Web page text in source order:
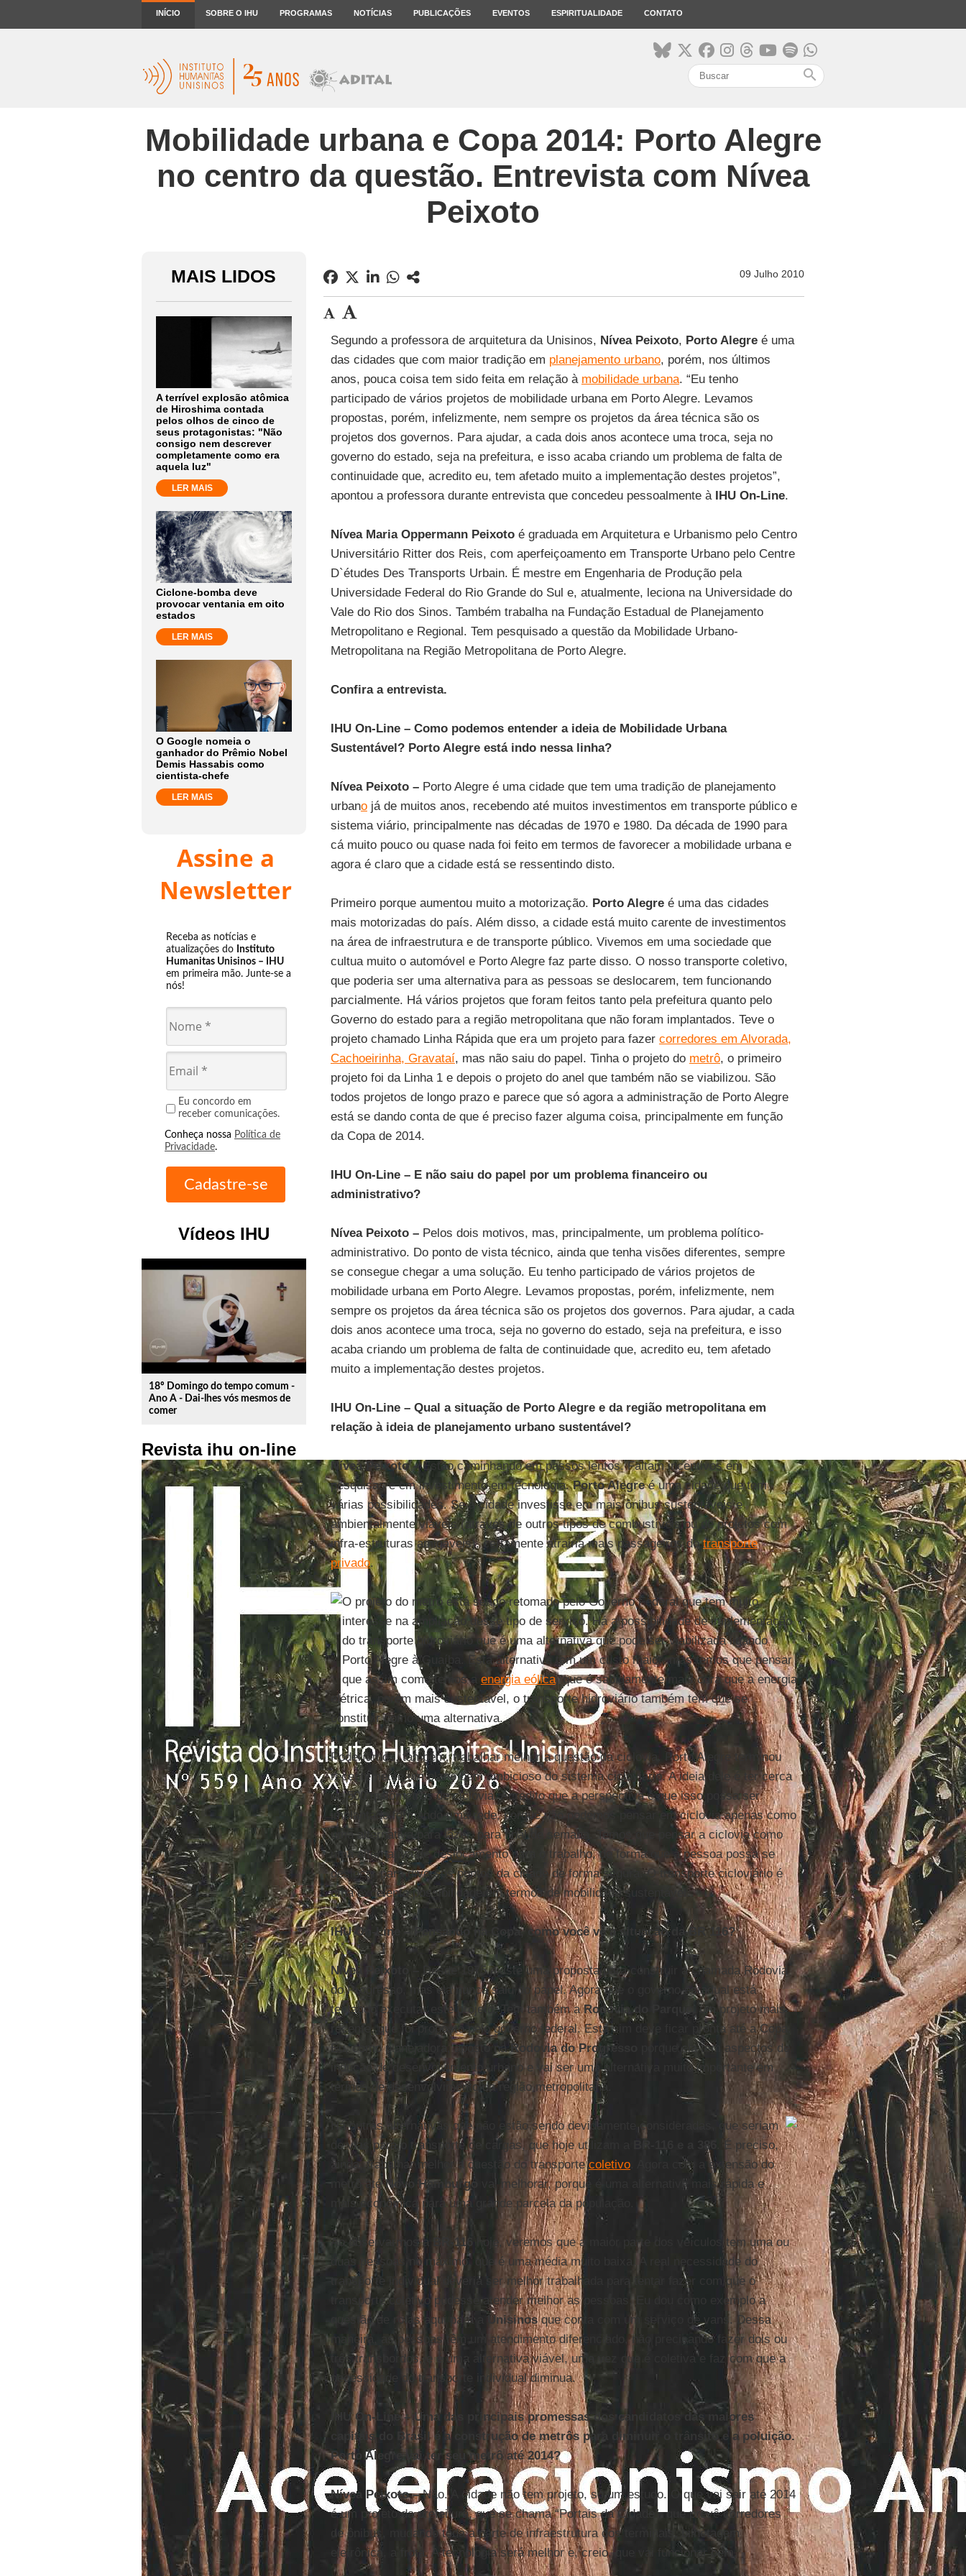
INÍCIO SOBRE O IHU PROGRAMAS NOTÍCIAS PUBLICAÇÕES EVENTOS ESPIRITUALIDADE CONTATO
search
Mobilidade urbana e Copa 2014: Porto Alegre
no centro da questão. Entrevista com Nívea
Peixoto
MAIS LIDOS
A terrível explosão atômica
de Hiroshima contada
pelos olhos de cinco de
seus protagonistas: "Não
consigo nem descrever
completamente como era
aquela luz"
LER MAIS
Ciclone-bomba deve
provocar ventania em oito
estados
LER MAIS
O Google nomeia o
ganhador do Prêmio Nobel
Demis Hassabis como
cientista-chefe
LER MAIS
Assine a
Newsletter
Receba as notícias e
atualizações do Instituto
Humanitas Unisinos – IHU
em primeira mão. Junte-se a
nós!
Eu concordo em
receber comunicações.
Conheça nossa Política de
Privacidade.
Vídeos IHU
play_circle_outline
18º Domingo do tempo comum -
Ano A - Dai-lhes vós mesmos de
comer
Revista ihu on-line
09 Julho 2010
Segundo a professora de arquitetura da Unisinos, Nívea Peixoto, Porto Alegreé uma
das cidades que com maior tradição em planejamento urbano, porém, nos últimos
anos, pouca coisa tem sido feita em relação à mobilidade urbana. “Eu tenho
participado de vários projetos de mobilidade urbana em Porto Alegre. Levamos
propostas, porém, infelizmente, nem sempre os projetos da área técnica são os
projetos dos governos. Para ajudar, a cada dois anos acontece uma troca, seja no
governo do estado, seja na prefeitura, e isso acaba criando um problema de falta de
continuidade que, acredito eu, tem afetado muito a implementação destes projetos”,
apontou a professora durante entrevista que concedeu pessoalmente à IHU On-Line.
Nívea Maria Oppermann Peixoto é graduada em Arquitetura e Urbanismo pelo Centro
Universitário Ritter dos Reis, com aperfeiçoamento em Transporte Urbano pelo Centre
D`études Des Transports Urbain. É mestre em Engenharia de Produção pela
Universidade Federal do Rio Grande do Sul e, atualmente, leciona na Universidade do
Vale do Rio dos Sinos. Também trabalha na Fundação Estadual de Planejamento
Metropolitano e Regional. Tem pesquisado a questão da Mobilidade Urbano-
Metropolitana na Região Metropolitana de Porto Alegre.
Confira a entrevista.
IHU On-Line – Como podemos entender a ideia de Mobilidade Urbana
Sustentável? Porto Alegre está indo nessa linha?
Nívea Peixoto –Porto Alegre é uma cidade que tem uma tradição de planejamento
urbanojá de muitos anos, recebendo até muitos investimentos em transporte público e
sistema viário, principalmente nas décadas de 1970 e 1980. Da década de 1990 para
cá muito pouco ou quase nada foi feito em termos de favorecer a mobilidade urbana e
agora é claro que a cidade está se ressentindo disto.
Primeiro porque aumentou muito a motorização. Porto Alegreé uma das cidades
mais motorizadas do país. Além disso, a cidade está muito carente de investimentos
na área de infraestrutura e de transporte público. Vivemos em uma sociedade que
cultua muito o automóvel e Porto Alegre faz parte disso. O nosso transporte coletivo,
que poderia ser uma alternativa para as pessoas se deslocarem, tem funcionando
parcialmente. Há vários projetos que foram feitos tanto pela prefeitura quanto pelo
Governo do estado para a região metropolitana que não foram implantados. Teve o
projeto chamado Linha Rápida que era um projeto para fazer corredores em Alvorada,
Cachoeirinha, Gravataí, mas não saiu do papel. Tinha o projeto do metrô, o primeiro
projeto foi da Linha 1 e depois o projeto do anel que também não se viabilizou. São
todos projetos de longo prazo e parece que só agora a administração de Porto Alegre
está se dando conta de que é preciso fazer alguma coisa, principalmente em função
da Copa de 2014.
IHU On-Line – E não saiu do papel por um problema financeiro ou
administrativo?
Nívea Peixoto – Pelos dois motivos, mas, principalmente, um problema político-
administrativo. Do ponto de vista técnico, ainda que tenha visões diferentes, sempre
se consegue chegar a uma solução. Eu tenho participado de vários projetos de
mobilidade urbana em Porto Alegre. Levamos propostas, porém, infelizmente, nem
sempre os projetos da área técnica são os projetos dos governos. Para ajudar, a cada
dois anos acontece uma troca, seja no governo do estado, seja na prefeitura, e isso
acaba criando um problema de falta de continuidade que, acredito eu, tem afetado
muito a implementação destes projetos.
IHU On-Line – Qual a situação de Porto Alegre e da região metropolitana em
relação à ideia de planejamento urbano sustentável?
Nívea Peixoto –Estão caminhando em passos lentos. Faltam incentivos em
pesquisas e em investimento em tecnologia.Porto Alegreé uma cidade que tem
várias possibilidades. Se a cidade investisse em mais ônibus sustentáveis e
ambientalmente viáveis (através de outros tipos de combustíveis ou de projetos com
infra-estruturas amigáveis), certamente atrairia mais passageiros dotransporte
privado.
O projeto do metrô está sendo retomado pelo Governo Federal que tem muito
interesse na ampliação desse tipo de serviço. Há a possibilidade de implementação
do transporte hidroviário que é uma alternativa que pode ser viabilizada ligando
Porto Alegre à Guaíba. Esta alternativa tem um custo maior, mas temos que pensar
que assim como temos a energia eólica, que é sabidamente mais cara que a energia
elétrica, porém mais sustentável, o transporte hidroviário também tem que se
constituir como uma alternativa.
Poderíamos, também, trabalhar melhor a questão da ciclovia. Porto Alegre terminou
recentemente um plano bem ambicioso do sistema cicloviário. A ideia dele é ter cerca
de 500 quilômetros de ciclovia. Acredito que a perspectiva é que isso possa ser
implantado formando uma rede, porque não podemos pensar em ciclovia apenas como
uma alternativa para lazer, para final de semana. Temos que pensar a ciclovia como
uma alternativa de deslocamento para o trabalho, de forma que a pessoa possa se
deslocar para diversos pontos da cidade de forma segura. O transporte cicloviário é
uma excelente possibilidade em termos de mobilidade sustentável.
IHU On-Line – Pensando na Copa, como você vê a situação da BR 116?
Nívea Peixoto –
Desde 1975 existe uma proposta para construir a chamada Rodovia
do Progresso, mas ela nunca saiu do papel. Agora que o governo estadual está
tentando executar este projeto. Tem também aRodovia do Parque
, um projeto mais
recente, que foi proposto pelo governo federal. Esta sim deve ficar pronta até a Copa.
Eu, como planejadora, aposto naRodovia do Progresso
porque ela tem aspectos de
indução de desenvolvimento urbano e vai ser uma alternativa muito importante em
termos de desenvolvimento da região metropolitana.
Há outras alternativas que não estão sendo devidamente consideradas, que seriam
de vias para o transporte de cargas, que hoje utilizam a
BR-116 e a 386
. É preciso,
ainda, trabalhar melhor a questão do transportecoletivo. Agora com a extensão do
metrô atéNovo Hamburgo
vai melhorar, porque é uma alternativa mais rápida e
mais econômica para uma grande parcela da população.
Ao observarmos a BR-116
hoje, veremos que a maior parte dos veículos tem uma ou
duas pessoas no máximo, que é uma média muito baixa. A real necessidade do
transporte individual deveria ser melhor trabalhada para tentar fazer com que o
transporte coletivo pudesse atender melhor as pessoas. Eu dou como exemplo a
questão de rotas aqui para a Unisinosque conta com um serviço de vans. Dessa
maneira, as pessoas têm um atendimento diferenciado, não precisando fazer dois ou
três transbordos, e é uma alternativa viável, uma vez que é coletiva e faz com que a
necessidade do transporte individual diminua.
IHU On-Line – Uma das principais promessas dos candidatos das maiores
capitais do Brasil é a construção de metrôs para diminuir o trânsito e a poluição.
Porto Alegre vai ter seu metrô até 2014?
Nívea Peixoto –Não. A cidade não tem projeto, só um estudo. O que vai sair até 2014
é um projeto da prefeitura, que se chama “Portais da Cidade”, que prevê corredores
de ônibus, mudando toda a parte de infraestrutura dos terminais, bilhetagem
eletrônica, a frota. A tecnologia será melhor e, creio, que vai funcionar bem.